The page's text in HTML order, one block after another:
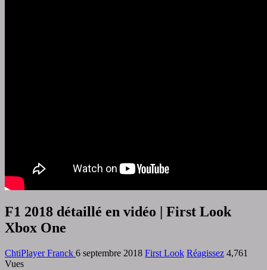
F1 2018 détaillé en vidéo | First Look
Xbox One
ChtiPlayer Franck 6 septembre 2018 First Look Réagissez 4,761
Vues